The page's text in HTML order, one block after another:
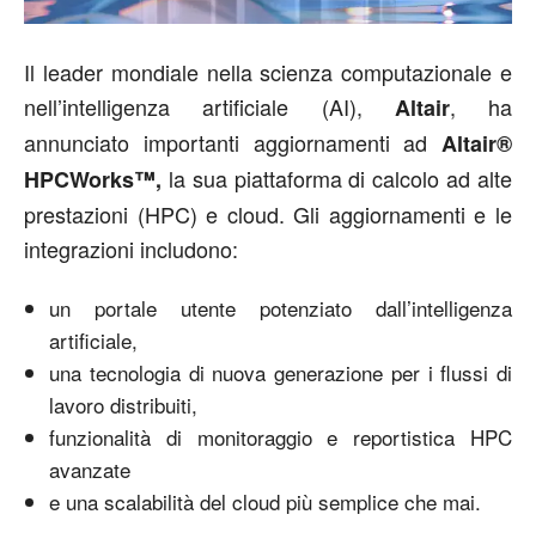
Il leader mondiale nella scienza computazionale e
nell’intelligenza artificiale (AI), Altair, ha
annunciato importanti aggiornamenti ad Altair®
HPCWorks™, la sua piattaforma di calcolo ad alte
prestazioni (HPC) e cloud. Gli aggiornamenti e le
integrazioni includono:
un portale utente potenziato dall’intelligenza
artificiale,
una tecnologia di nuova generazione per i flussi di
lavoro distribuiti,
funzionalità di monitoraggio e reportistica HPC
avanzate
e una scalabilità del cloud più semplice che mai.